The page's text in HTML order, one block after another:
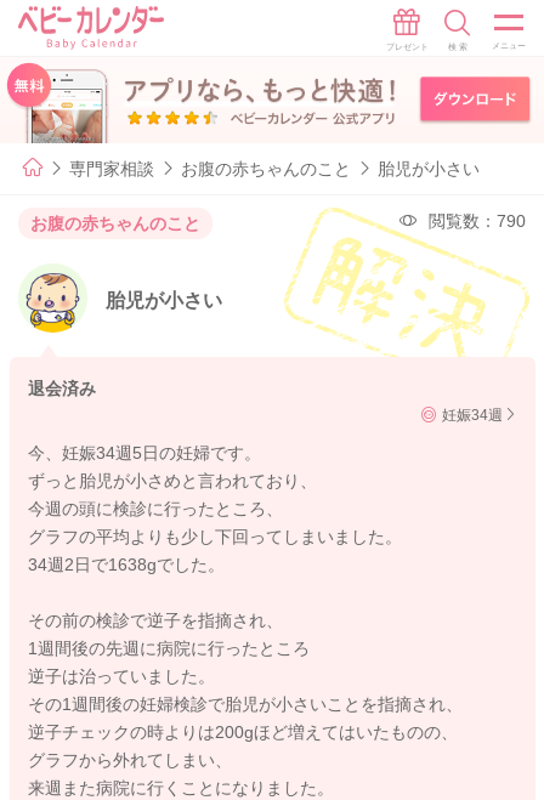
専門家相談 お腹の赤ちゃんのこと 胎児が小さい
お腹の赤ちゃんのこと 閲覧数：790
胎児が小さい
退会済み
妊娠34週
今、妊娠34週5日の妊婦です。
ずっと胎児が小さめと言われており、
今週の頭に検診に行ったところ、
グラフの平均よりも少し下回ってしまいました。
34週2日で1638gでした。
その前の検診で逆子を指摘され、
1週間後の先週に病院に行ったところ
逆子は治っていました。
その1週間後の妊婦検診で胎児が小さいことを指摘され、
逆子チェックの時よりは200gほど増えてはいたものの、
グラフから外れてしまい、
来週また病院に行くことになりました。